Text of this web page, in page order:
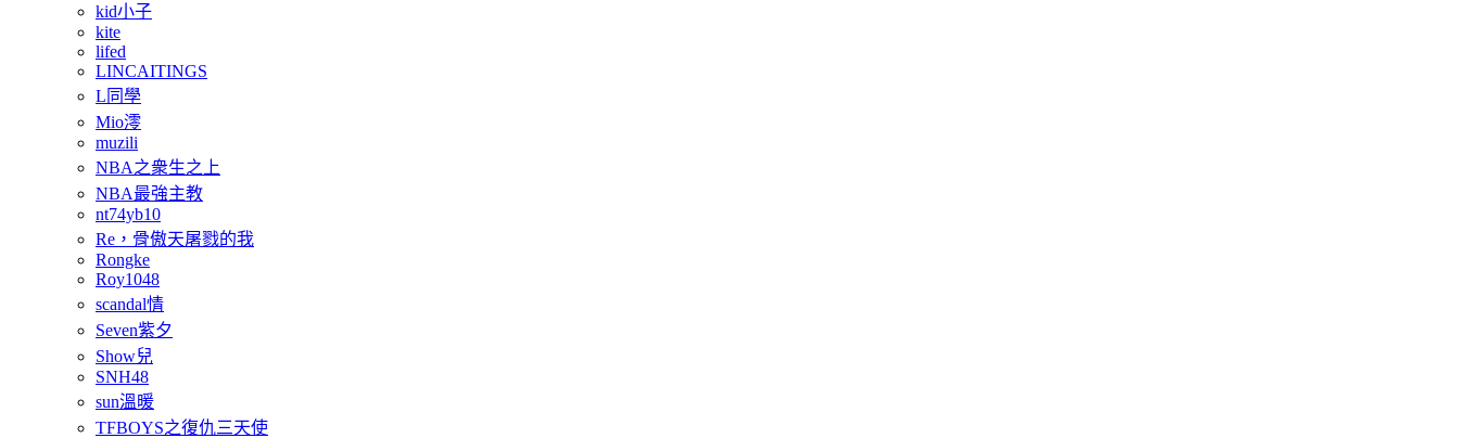
kid小子
kite
lifed
LINCAITINGS
L同學
Mio澪
muzili
NBA之衆生之上
NBA最強主教
nt74yb10
Re，骨傲天屠戮的我
Rongke
Roy1048
scandal情
Seven紫夕
Show兒
SNH48
sun溫暖
TFBOYS之復仇三天使